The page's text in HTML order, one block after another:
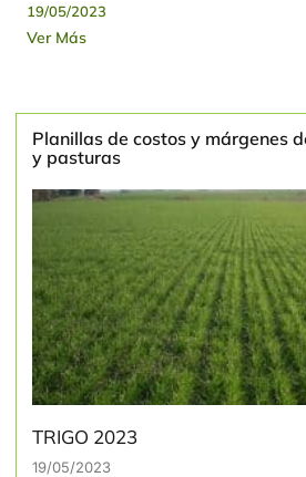
19/05/2023
Ver Más
Planillas de costos y márgenes
y pasturas
TRIGO 2023
19/05/2023